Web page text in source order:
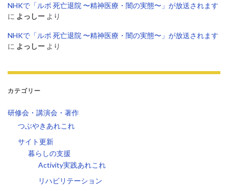
NHKで「ルポ 死亡退院 〜精神医療・闇の実態〜」が放送されます
に よっしー より
NHKで「ルポ 死亡退院 〜精神医療・闇の実態〜」が放送されます
に よっしー より
カテゴリー
研修会・講演会・著作
つぶやきあれこれ
サイト更新
暮らしの支援
Activity実践あれこれ
リハビリテーション